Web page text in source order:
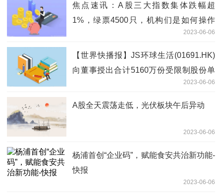
焦点速讯：A股三大指数集体跌幅超
1%，绿票4500只，机构们是如何操作
2023-06-06
【世界快播报】JS环球生活(01691.HK)
向董事授出合计5160万份受限制股份单
2023-06-06
A股全天震荡走低，光伏板块午后异动
2023-06-06
杨浦首创“企业码”，赋能食安共治新功能-
快报
2023-06-06